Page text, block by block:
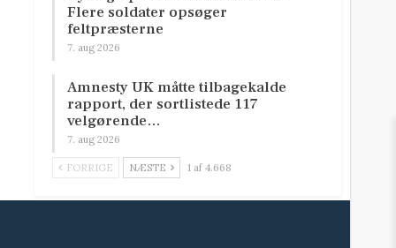
Flere soldater opsøger
feltpræsterne
7. aug 2026
Amnesty UK måtte tilbagekalde
rapport, der sortlistede 117
velgørende…
7. aug 2026
FORRIGE NÆSTE 1 af 4.668